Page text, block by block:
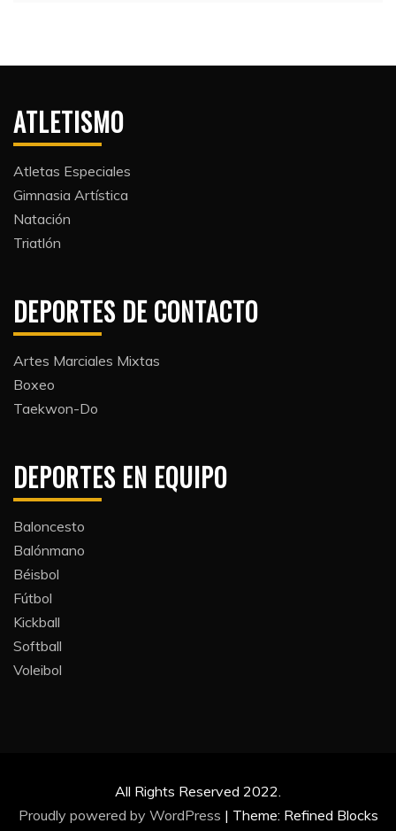
ATLETISMO
Atletas Especiales
Gimnasia Artística
Natación​
Triatlón​
DEPORTES DE CONTACTO
Artes Marciales Mixtas
Boxeo
Taekwon-Do
DEPORTES EN EQUIPO
Baloncesto
Balónmano
Béisbol
Fútbol
Kickball​
Softball​
Voleibol​
All Rights Reserved 2022.
Proudly powered by WordPress | Theme: Refined Blocks